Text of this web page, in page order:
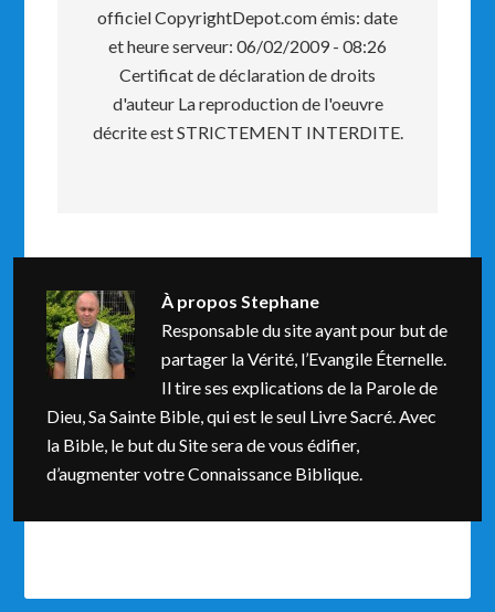
officiel CopyrightDepot.com émis: date
et heure serveur: 06/02/2009 - 08:26
Certificat de déclaration de droits
d'auteur La reproduction de l'oeuvre
décrite est STRICTEMENT INTERDITE.
À proposStephane
Responsable du site ayant pour but de
partager la Vérité, l’Evangile Éternelle.
Il tire ses explications de la Parole de
Dieu, Sa Sainte Bible, qui est le seul Livre Sacré. Avec
la Bible, le but du Site sera de vous édifier,
d’augmenter votre Connaissance Biblique.